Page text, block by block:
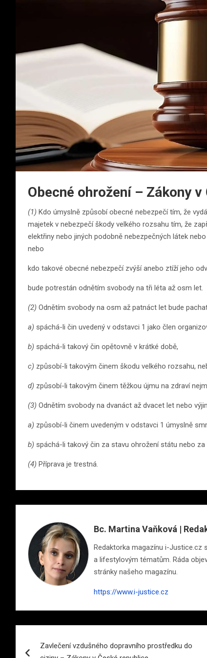
Obecné ohrožení – Zákony
(1) Kdo úmyslně způsobí obecné nebezpečí tím, že
majetek v nebezpečí škody velkého rozsahu tím, že
elektřiny nebo jiných podobně nebezpečných látek
nebo
kdo takové obecné nebezpečí zvýší anebo ztíží jeho
bude potrestán odnětím svobody na tři léta až osm let.
(2) Odnětím svobody na osm až patnáct let bude
a) spáchá-li čin uvedený v odstavci 1 jako člen
b) spáchá-li takový čin opětovně v krátké době,
c) způsobí-li takovým činem škodu velkého rozsahu,
d) způsobí-li takovým činem těžkou újmu na zdraví
(3) Odnětím svobody na dvanáct až dvacet let nebo
a) způsobí-li činem uvedeným v odstavci 1 úmyslně
b) spáchá-li takový čin za stavu ohrožení státu nebo za
(4) Příprava je trestná.
Bc. Martina Vaňková |
Redaktorka magazínu i-Justice.cz
a lifestylovým tématům. Ráda
stránky našeho magazínu.
https://www.i-justice.cz
Zavlečení vzdušného dopravního prostředku do